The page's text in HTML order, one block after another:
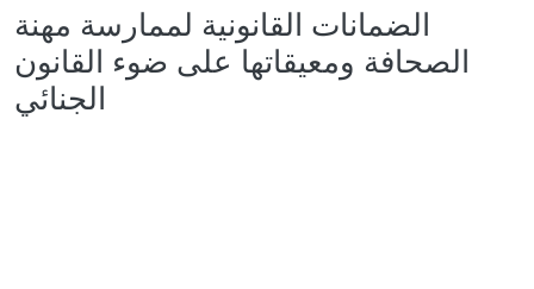
الضمانات القانونية لممارسة مهنة
الصحافة ومعيقاتها على ضوء القانون
الجنائي